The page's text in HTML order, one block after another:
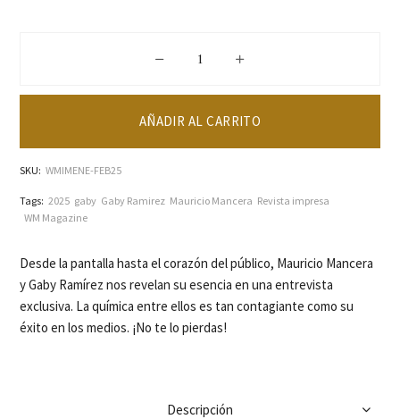
Desde la pantalla hasta el corazón del público, Mauricio Mancera
y Gaby Ramírez nos revelan su esencia en una entrevista
exclusiva. La química entre ellos es tan contagiante como su
éxito en los medios. ¡No te lo pierdas!
Mauricio Mancera y Gaby Ramírez
AÑADIR AL CARRITO
SKU: WMIMENE-FEB25
Tags: 2025 gaby Gaby Ramirez Mauricio Mancera Revista impresa
WM Magazine
Descripción